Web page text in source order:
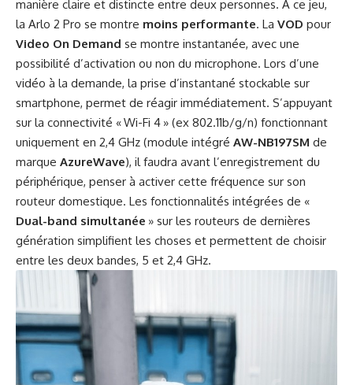
manière claire et distincte entre deux personnes. A ce jeu,
la Arlo 2 Pro se montre moins performante. La VOD pour
Video On Demand se montre instantanée, avec une
possibilité d’activation ou non du microphone. Lors d’une
vidéo à la demande, la prise d’instantané stockable sur
smartphone, permet de réagir immédiatement. S’appuyant
sur la connectivité « Wi-Fi 4 » (ex 802.11b/g/n) fonctionnant
uniquement en 2,4 GHz (module intégré AW-NB197SM de
marque AzureWave), il faudra avant l’enregistrement du
périphérique, penser à activer cette fréquence sur son
routeur domestique. Les fonctionnalités intégrées de «
Dual-band simultanée » sur les routeurs de dernières
génération simplifient les choses et permettent de choisir
entre les deux bandes, 5 et 2,4 GHz.